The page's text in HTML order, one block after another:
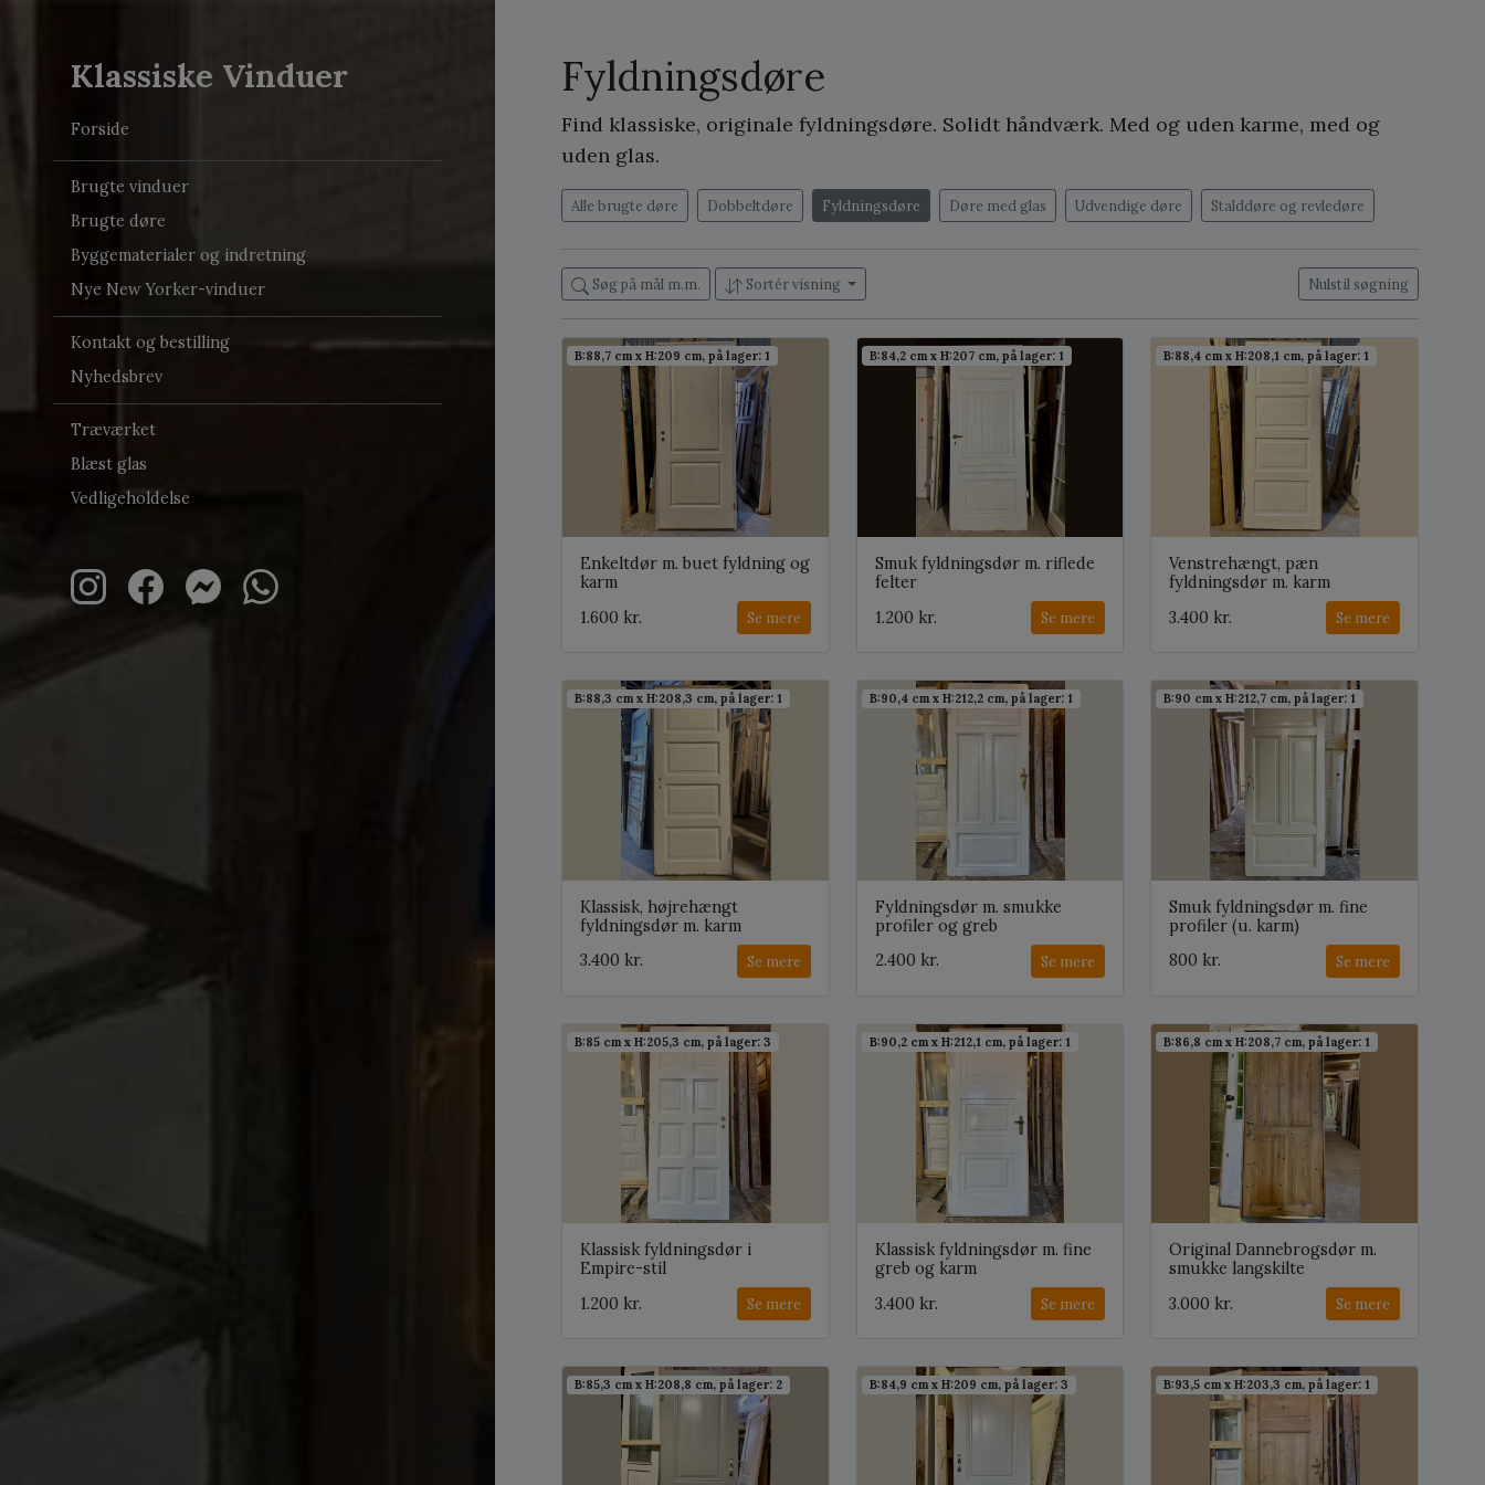
Klassiske Vinduer
Forside
Brugte vinduer
Brugte døre
Byggematerialer og indretning
Nye New Yorker-vinduer
Kontakt og bestilling
Nyhedsbrev
Træværket
Blæst glas
Vedligeholdelse
Fyldningsdøre
Find klassiske, originale fyldningsdøre. Solidt håndværk. Med og uden karme, med og
uden glas.
Alle brugte døre Dobbeltdøre Fyldningsdøre Døre med glas Udvendige døre Stalddøre og revledøre
Søg på mål m.m. Sortér visning Nulstil søgning
B:88,7 cm x H:209 cm, på lager: 1
Enkeltdør m. buet fyldning og
karm
1.600 kr.
Se mere
B:84,2 cm x H:207 cm, på lager: 1
Smuk fyldningsdør m. riflede
felter
1.200 kr.
Se mere
B:88,4 cm x H:208,1 cm, på lager: 1
Venstrehængt, pæn
fyldningsdør m. karm
3.400 kr.
Se mere
B:88,3 cm x H:208,3 cm, på lager: 1
Klassisk, højrehængt
fyldningsdør m. karm
3.400 kr.
Se mere
B:90,4 cm x H:212,2 cm, på lager: 1
Fyldningsdør m. smukke
profiler og greb
2.400 kr.
Se mere
B:90 cm x H:212,7 cm, på lager: 1
Smuk fyldningsdør m. fine
profiler (u. karm)
800 kr.
Se mere
B:85 cm x H:205,3 cm, på lager: 3
Klassisk fyldningsdør i
Empire-stil
1.200 kr.
Se mere
B:90,2 cm x H:212,1 cm, på lager: 1
Klassisk fyldningsdør m. fine
greb og karm
3.400 kr.
Se mere
B:86,8 cm x H:208,7 cm, på lager: 1
Original Dannebrogsdør m.
smukke langskilte
3.000 kr.
Se mere
B:85,3 cm x H:208,8 cm, på lager: 2 B:84,9 cm x H:209 cm, på lager: 3 B:93,5 cm x H:203,3 cm, på lager: 1